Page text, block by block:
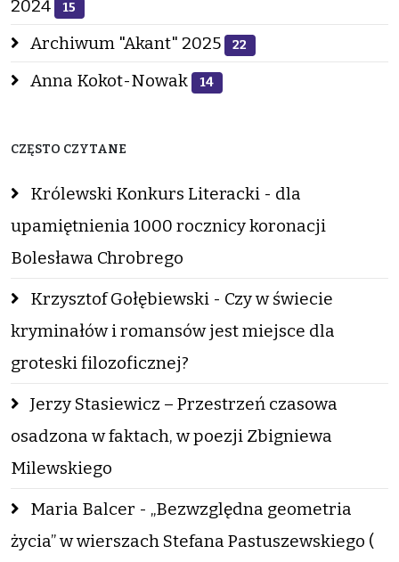
2024 15
Archiwum "Akant" 2025 22
Anna Kokot-Nowak 14
CZĘSTO CZYTANE
Królewski Konkurs Literacki - dla
upamiętnienia 1000 rocznicy koronacji
Bolesława Chrobrego
Krzysztof Gołębiewski - Czy w świecie
kryminałów i romansów jest miejsce dla
groteski filozoficznej?
Jerzy Stasiewicz – Przestrzeń czasowa
osadzona w faktach, w poezji Zbigniewa
Milewskiego
Maria Balcer - „Bezwzględna geometria
życia” w wierszach Stefana Pastuszewskiego (